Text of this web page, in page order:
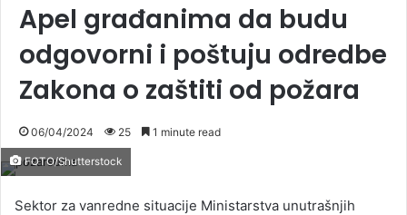
Apel građanima da budu
odgovorni i poštuju odredbe
Zakona o zaštiti od požara
06/04/2024 25 1 minute read
FOTO/Shutterstock
Sektor za vanredne situacije Ministarstva unutrašnjih